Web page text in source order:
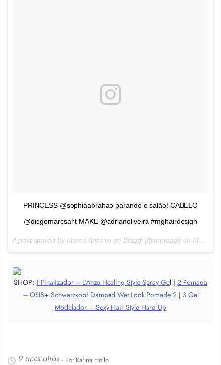
PRINCESS @sophiaabrahao parando o salão! CABELO
@diegomarcsant MAKE @adrianoliveira #mghairdesign
A post shared by Marco Antonio de Biaggi (@mbiaggi) on May 25, 2017 at 2:49pm PDT
SHOP: 1 Finalizador – L’Anza Healing Style Spray Gel | 2 Pomada
– OSIS+ Schwarzkopf Damped Wet Look Pomade 2 | 3 Gel
Modelador – Sexy Hair Style Hard Up
9 anos atrás - Por Karina Hollo